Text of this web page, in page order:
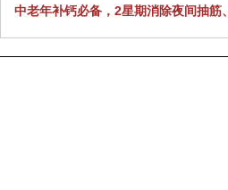
中老年补钙必备，2星期消除夜间抽